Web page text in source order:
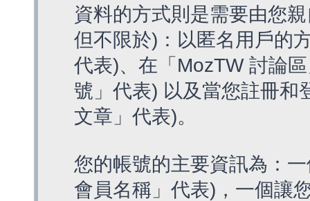
資料的方式則是需要由您
但不限於)：以匿名用戶的
代表)、在「MozTW 討論
號」代表) 以及當您註冊和
文章」代表)。
您的帳號的主要資訊為：
會員名稱」代表)，一個讓